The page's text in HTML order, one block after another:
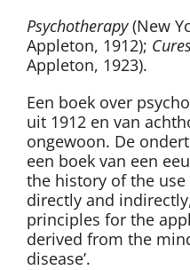
Psychotherapy(New
Appleton, 1912);
Appleton, 1923).
Een boek over
uit 1912 en van
ongewoon. De
een boek van een
the history of the
directly and
principles for the
derived from the
disease’.